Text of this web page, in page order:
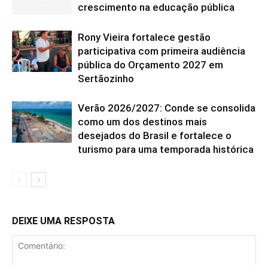
crescimento na educação pública
Rony Vieira fortalece gestão
participativa com primeira audiência
pública do Orçamento 2027 em
Sertãozinho
Verão 2026/2027: Conde se consolida
como um dos destinos mais
desejados do Brasil e fortalece o
turismo para uma temporada histórica
DEIXE UMA RESPOSTA